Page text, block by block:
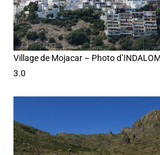
Village de Mojacar – Photo
3.0